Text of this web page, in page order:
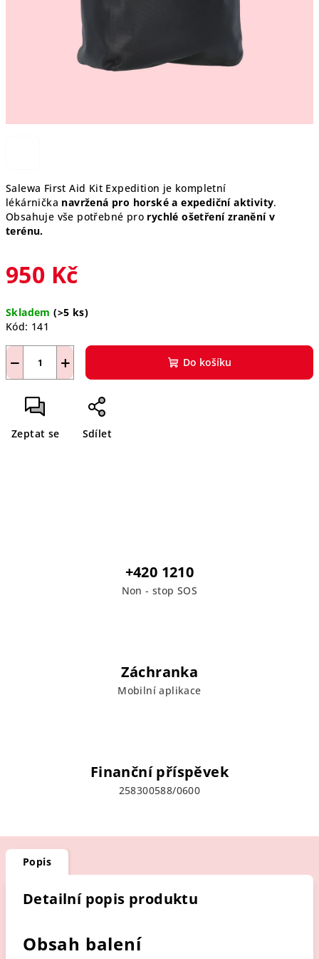
Salewa First Aid Kit Expedition je kompletní
lékárnička navržená pro horské a expediční aktivity.
Obsahuje vše potřebné pro rychlé ošetření zranění v
terénu.
950 Kč
cena:
Skladem(>5 ks)
Kód: 141
+
− Do košíku
Zeptat se Sdílet
+420 1210
Non - stop SOS
Záchranka
Mobilní aplikace
Finanční příspěvek
258300588/0600
Popis
Detailní popis produktu
Obsah balení